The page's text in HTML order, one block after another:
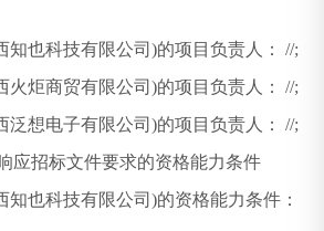
知也科技有限公司)的项目负责人： //;
火炬商贸有限公司)的项目负责人： //;
泛想电子有限公司)的项目负责人： //;
应招标文件要求的资格能力条件
知也科技有限公司)的资格能力条件：